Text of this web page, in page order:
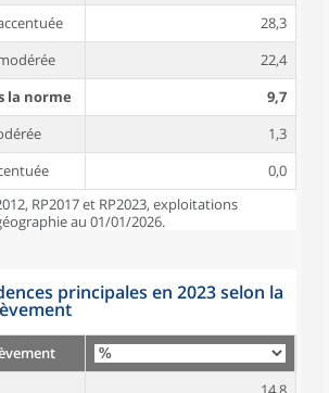
28,3
22,4
la norme
9,7
1,3
0,0
RP2017 et RP2023, exploitations
au 01/01/2026.
principales en 2023 selon la